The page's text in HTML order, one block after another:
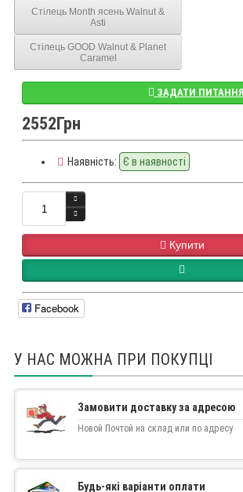
Стілець Month ясень Walnut &
Asti
Стілець GOOD Walnut & Planet
Caramel
ЗАДАТИ
2552Грн
Наявність: Є в наявності
Купити
Facebook
У НАС МОЖНА ПРИ ПОКУПЦІ
Замовити доставку за адресою
Новой Почтой на склад или по адресу
Будь-які варіанти оплати